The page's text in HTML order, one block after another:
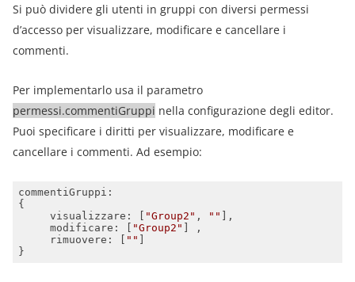
Si può dividere gli utenti in gruppi con diversi permessi
d’accesso per visualizzare, modificare e cancellare i
commenti.
Per implementarlo usa il parametro
permessi.commentiGruppi nella configurazione degli editor.
Puoi specificare i diritti per visualizzare, modificare e
cancellare i commenti. Ad esempio:
visualizzare : [ "Group2" , ""
modificare : [ "Group2"
rimuovere : [ ""
}